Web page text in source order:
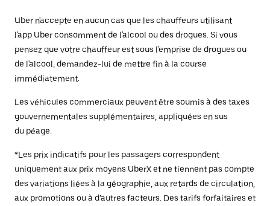
Uber n'accepte en aucun cas que les chauffeurs utilisant
l'app Uber consomment de l'alcool ou des drogues. Si vous
pensez que votre chauffeur est sous l'emprise de drogues ou
de l'alcool, demandez-lui de mettre fin à la course
immédiatement.
Les véhicules commerciaux peuvent être soumis à des taxes
gouvernementales supplémentaires, appliquées en sus
du péage.
*Les prix indicatifs pour les passagers correspondent
uniquement aux prix moyens UberX et ne tiennent pas compte
des variations liées à la géographie, aux retards de circulation,
aux promotions ou à d’autres facteurs. Des tarifs forfaitaires et